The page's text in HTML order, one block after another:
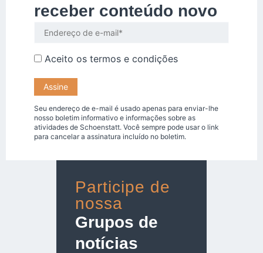
receber conteúdo novo
Aceito os termos e condições
Seu endereço de e-mail é usado apenas para enviar-lhe
nosso boletim informativo e informações sobre as
atividades de Schoenstatt. Você sempre pode usar o link
para cancelar a assinatura incluído no boletim.
Participe de
nossa
Grupos de
notícias